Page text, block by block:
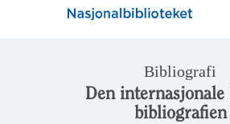
Bibliografi
Den internasjonale
bibliografien